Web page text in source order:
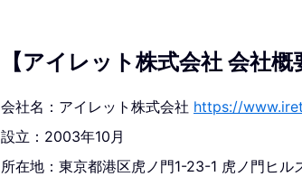
【アイレット株式会社 会社概
会社名：アイレット株式会社 https://
設立：2003年10月
所在地：東京都港区虎ノ門1-23-1 虎ノ門ヒル